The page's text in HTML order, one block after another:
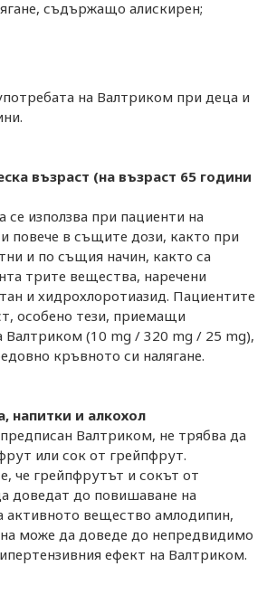
съдържащо алискирен;
на Валтриком при деца и
възраст (на възраст 65 години
използва при пациенти на
повече в същите дози, както при
и по същия начин, както са
трите вещества, наречени
и хидрохлоротиазид. Пациентите
особено тези, приемащи
Валтриком (10 mg / 320 mg / 25 mg),
кръвното си налягане.
напитки и алкохол
Валтриком, не трябва да
или сок от грейпфрут.
че грейпфрутът и сокът от
доведат до повишаване на
активното вещество амлодипин,
може да доведе до непредвидимо
ефект на Валтриком.